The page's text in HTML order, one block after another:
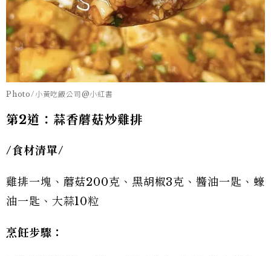
Photo/小黃吃飯公司@小紅書
第2道：蒜香蘑菇炒雞排
/食材清單/
雞排一塊、蘑菇200克、黑胡椒3克、醬油一匙、蠔
油一匙、大蒜10粒
烹飪步驟：